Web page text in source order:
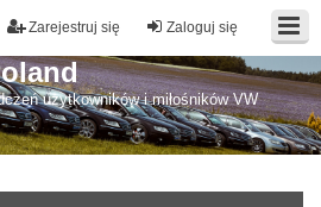
Zaloguj się
Zarejestruj się
użytkowników i miłośników VW